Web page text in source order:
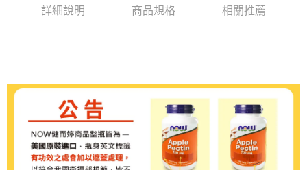
每筆NT$80，滿NT$399(含以上)免運費
每筆NT$80，滿NT$490(含以上)免運費
付款後7-11取貨
每筆NT$80，滿NT$490(含以上)免運費
詳細說明 商品規格 相關推薦